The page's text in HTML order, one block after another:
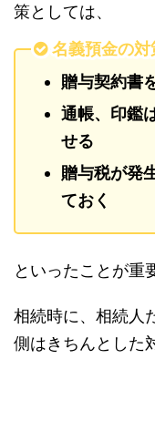
策としては、
名義預金の対
贈与契約書
通帳、印鑑
せる
贈与税が発
ておく
といったことが重
相続時に、相続人
側はきちんとした